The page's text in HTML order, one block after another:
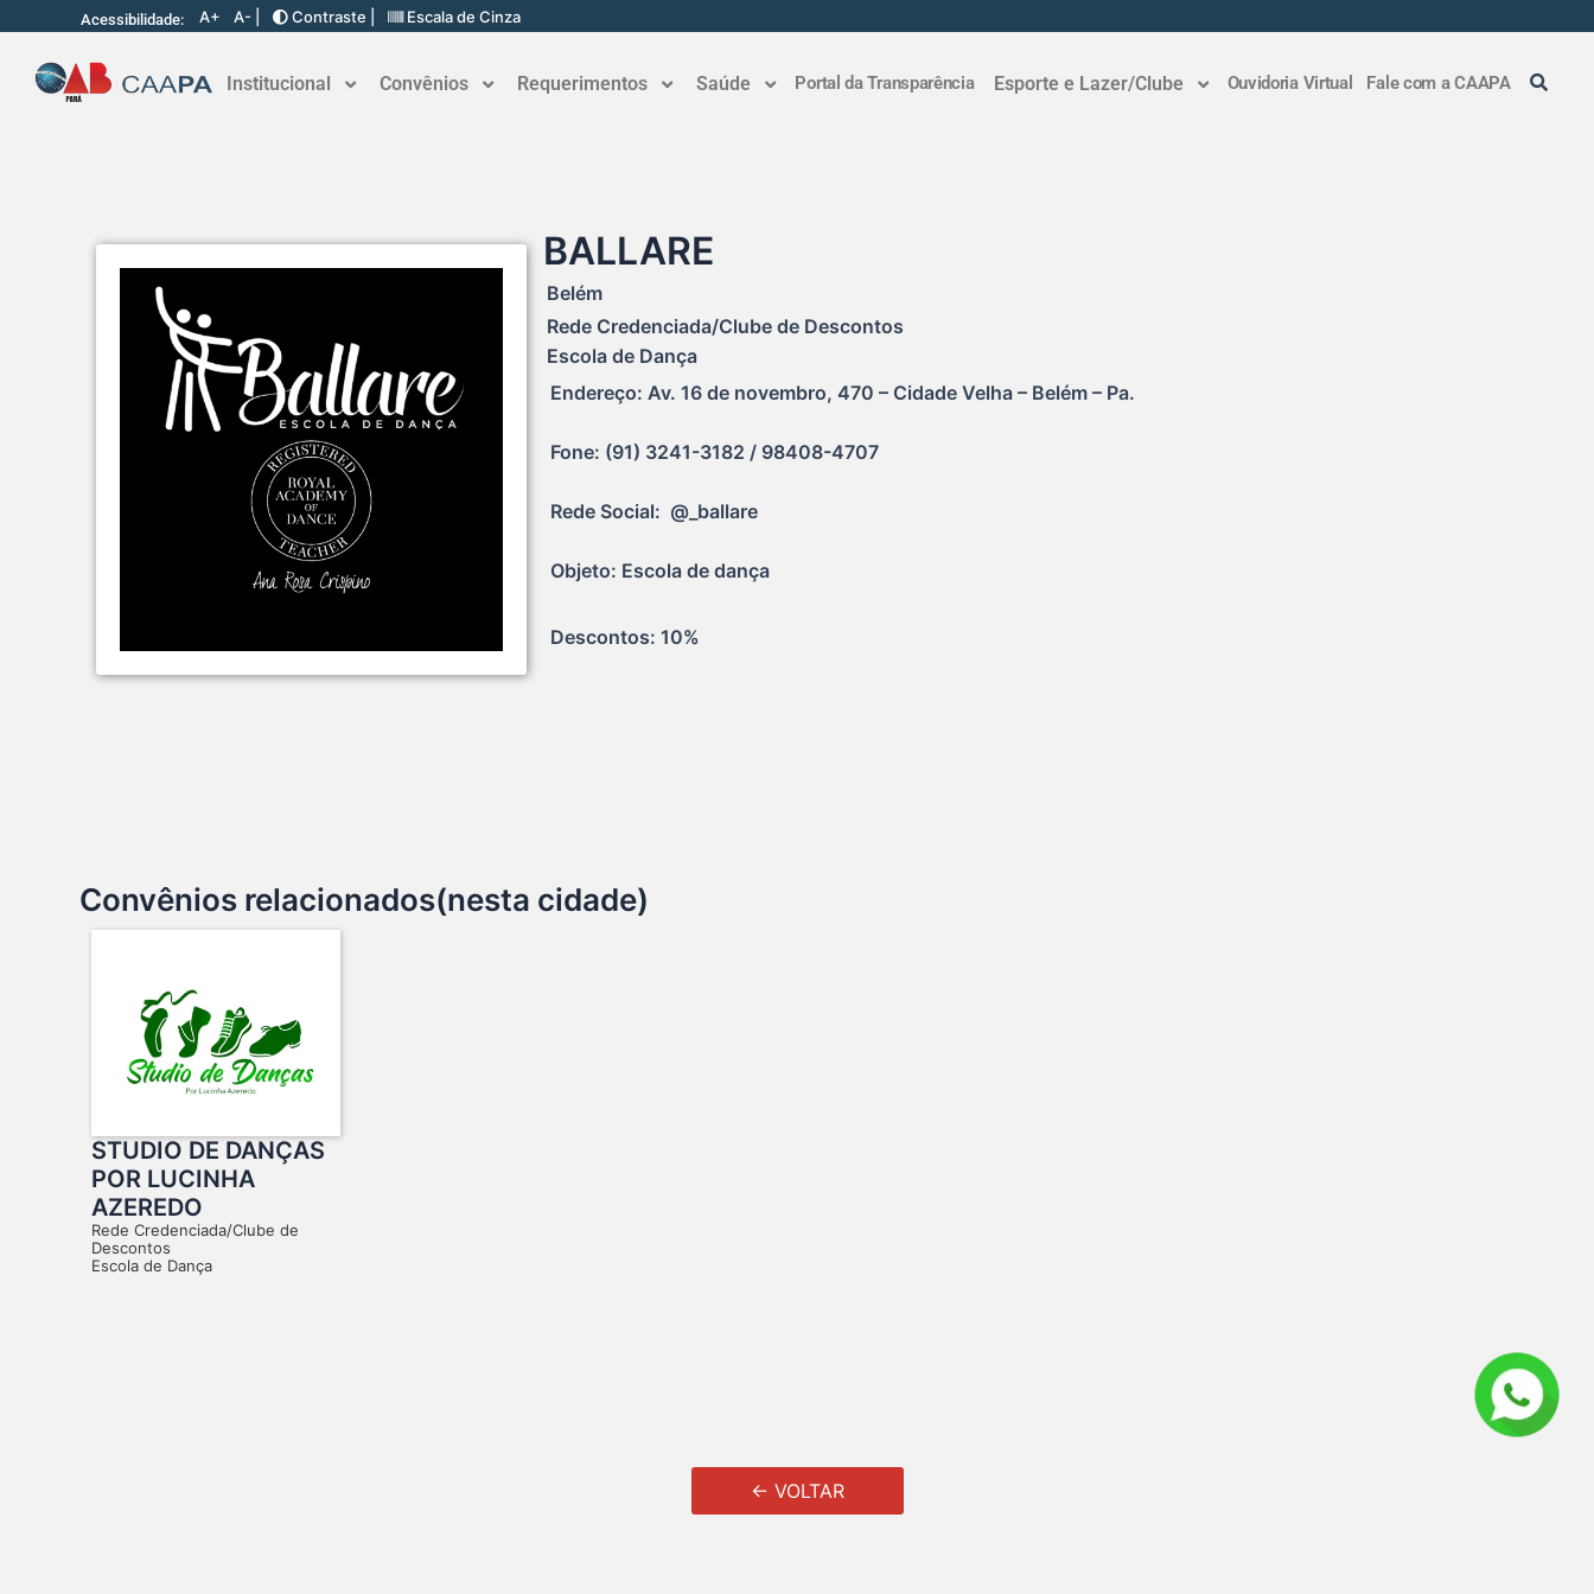
Acessibilidade: A+ A- | Contraste | Escala de Cinza
Institucional Convênios Requerimentos Saúde Portal da Transparência Esporte e Lazer/Clube Ouvidoria Virtual Fale com a CAAPA
BALLARE
Belém
Rede Credenciada/Clube de Descontos
Escola de Dança
Endereço: Av. 16 de novembro, 470 – Cidade Velha – Belém – Pa.
Fone: (91) 3241-3182 / 98408-4707
Rede Social:  @_ballare
Objeto: Escola de dança
Descontos: 10%
Convênios relacionados(nesta cidade)
STUDIO DE DANÇAS
POR LUCINHA
AZEREDO
Rede Credenciada/Clube de
Descontos
Escola de Dança
← VOLTAR